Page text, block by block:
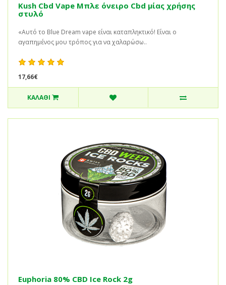
Kush Cbd Vape Μπλε όνειρο Cbd μίας χρήσης
στυλό
«Αυτό το Blue Dream vape είναι καταπληκτικό! Είναι ο
αγαπημένος μου τρόπος για να χαλαρώσω..
17,66€
ΚΑΛΆΘΙ
Euphoria 80% CBD Ice Rock 2g